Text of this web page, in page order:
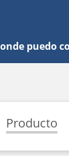
puedo
Producto